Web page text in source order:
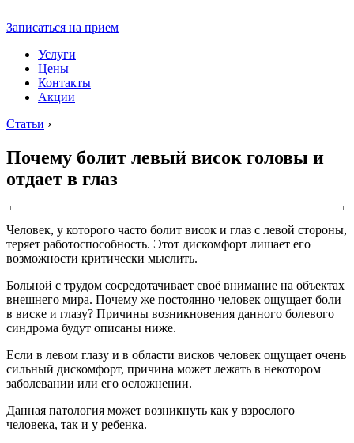
Записаться на прием
Услуги
Цены
Контакты
Акции
Статьи ›
Почему болит левый висок головы и
отдает в глаз
Человек, у которого часто болит висок и глаз с левой стороны,
теряет работоспособность. Этот дискомфорт лишает его
возможности критически мыслить.
Больной с трудом сосредотачивает своё внимание на объектах
внешнего мира. Почему же постоянно человек ощущает боли
в виске и глазу? Причины возникновения данного болевого
синдрома будут описаны ниже.
Если в левом глазу и в области висков человек ощущает очень
сильный дискомфорт, причина может лежать в некотором
заболевании или его осложнении.
Данная патология может возникнуть как у взрослого
человека, так и у ребенка.